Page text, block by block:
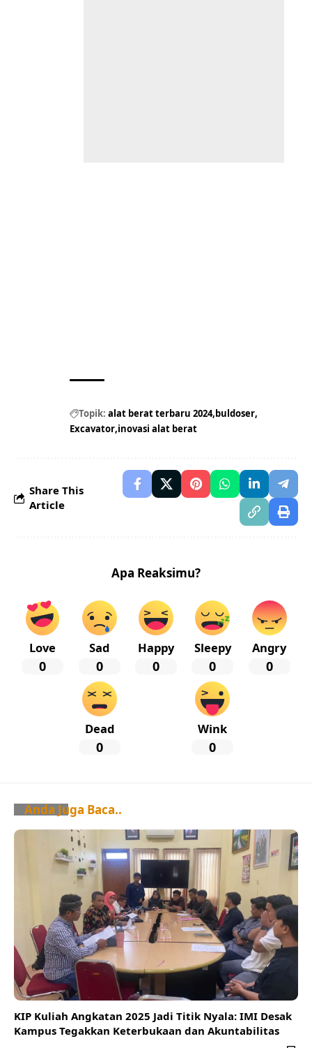
Topik: alat berat terbaru 2024 buldoser
Excavator inovasi alat berat
Share This
Article
Apa Reaksimu?
Love
0
Sad
0
Happy
0
Sleepy
0
Angry
0
Dead
0
Wink
0
Anda Juga Baca..
KIP Kuliah Angkatan 2025 Jadi Titik Nyala: IMI Desak
Kampus Tegakkan Keterbukaan dan Akuntabilitas